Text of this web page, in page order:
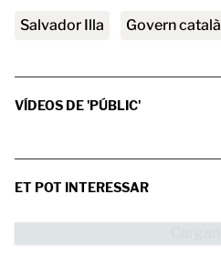
Salvador Illa Govern català
VÍDEOS DE 'PÚBLIC'
ET POT INTERESSAR